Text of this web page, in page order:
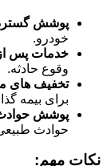
پوشش
خودرو.
خدمات پس
وقوع حادثه.
تخفیف های
برای بیمه
پوشش
حوادث
نکات مهم: